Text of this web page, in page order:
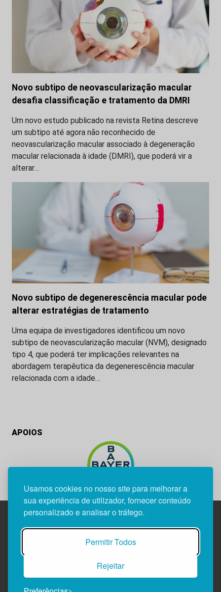
Usamos cookies no nosso site para melhorar a
sua experiência de utilizador, fornecer conteúdo
personalizado e analisar o tráfego.
Permitir Todos
Rejeitar
Novo subtipo de neovascularização macular
desafia classificação e tratamento da DMRI
Um novo estudo publicado na revista Retina descreve
um subtipo até agora não reconhecido de
neovascularização macular associado à degeneração
macular relacionada à idade (DMRI), que poderá vir a
alterar…
Novo subtipo de degenerescência macular pode
alterar estratégias de tratamento
Uma equipa de investigadores identificou um novo
subtipo de neovascularização macular (NVM), designado
tipo 4, que poderá ter implicações relevantes na
abordagem terapêutica da degenerescência macular
relacionada com a idade…
APOIOS
Edif. Lisboa Oriente | Av. Infante D. Henrique, n.º 333H, esc.
1800-282 Lisboa | Portugal